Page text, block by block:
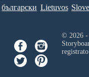
български Lietuvos
© 2026 -